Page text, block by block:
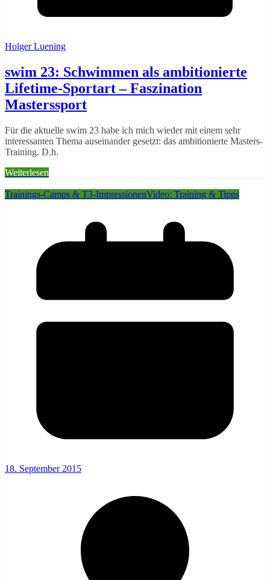
Holger Luening
swim 23: Schwimmen als ambitionierte
Lifetime-Sportart – Faszination
Masterssport
Für die aktuelle swim 23 habe ich mich wieder mit einem sehr
interessanten Thema auseinander gesetzt: das ambitionierte Masters-
Training. D.h.
Weiterlesen
Trainings-Camps & T3-ImpressionenVideo: Training & Tipps
18. September 2015